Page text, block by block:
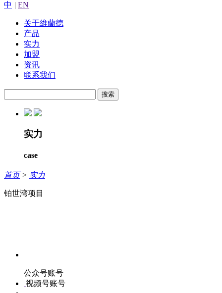
中 | EN
关于維蘭德
产品
实力
加盟
资讯
联系我们
搜索
实力
case
首页> 实力
铂世湾项目
公众号账号
视频号账号